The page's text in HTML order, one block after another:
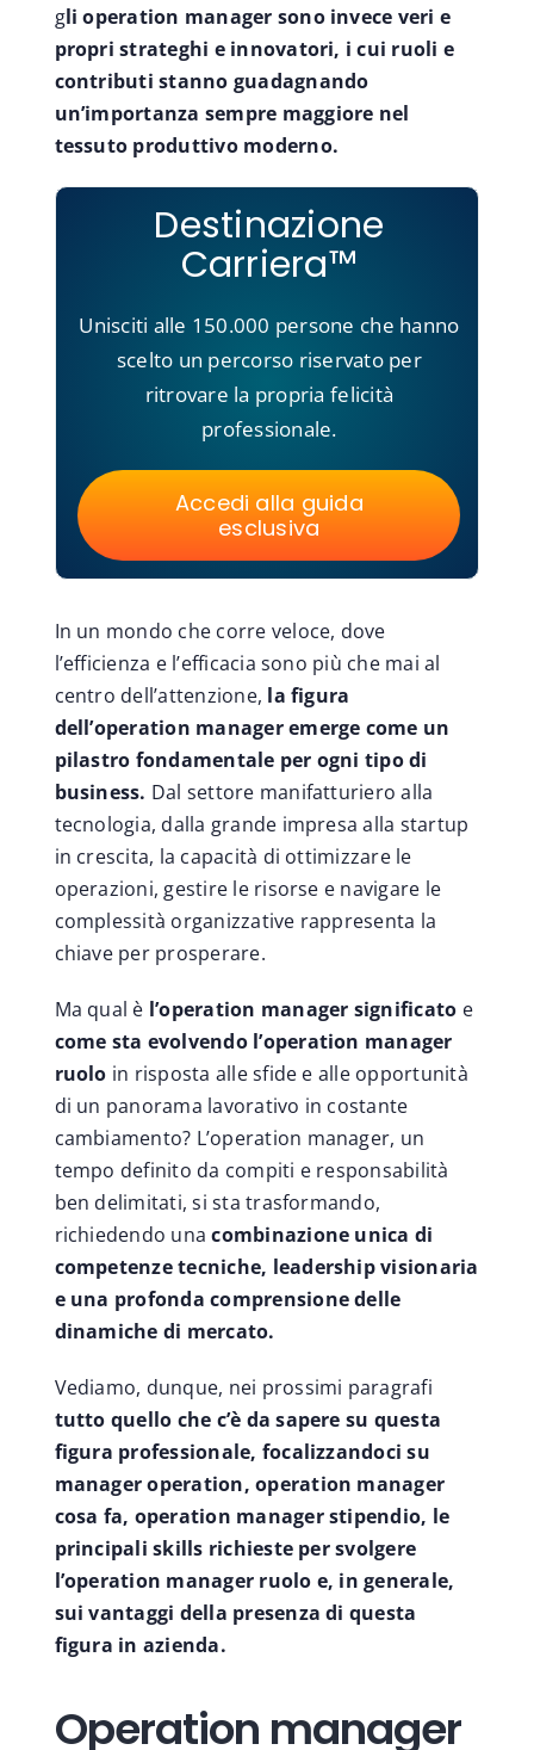
gli operation manager sono invece veri e
propri strateghi e innovatori, i cui ruoli e
contributi stanno guadagnando
un’importanza sempre maggiore nel
tessuto produttivo moderno.
Destinazione
Carriera™
Unisciti alle 150.000 persone che hanno
scelto un percorso riservato per
ritrovare la propria felicità
professionale.
Accedi alla guida
esclusiva
In un mondo che corre veloce, dove
l’efficienza e l’efficacia sono più che mai al
centro dell’attenzione, la figura
dell’operation manager emerge come un
pilastro fondamentale per ogni tipo di
business. Dal settore manifatturiero alla
tecnologia, dalla grande impresa alla startup
in crescita, la capacità di ottimizzare le
operazioni, gestire le risorse e navigare le
complessità organizzative rappresenta la
chiave per prosperare.
Ma qual è l’operation manager significato e
come sta evolvendo l’operation manager
ruolo in risposta alle sfide e alle opportunità
di un panorama lavorativo in costante
cambiamento? L’operation manager, un
tempo definito da compiti e responsabilità
ben delimitati, si sta trasformando,
richiedendo una combinazione unica di
competenze tecniche, leadership visionaria
e una profonda comprensione delle
dinamiche di mercato.
Vediamo, dunque, nei prossimi paragrafi
tutto quello che c’è da sapere su questa
figura professionale, focalizzandoci su
manager operation, operation manager
cosa fa, operation manager stipendio, le
principali skills richieste per svolgere
l’operation manager ruolo e, in generale,
sui vantaggi della presenza di questa
figura in azienda.
Operation manager